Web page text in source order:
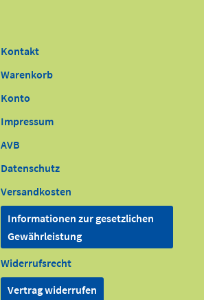
Kontakt
Warenkorb
Konto
Impressum
AVB
Datenschutz
Versandkosten
Informationen zur gesetzlichen
Gewährleistung
Widerrufsrecht
Vertrag widerrufen